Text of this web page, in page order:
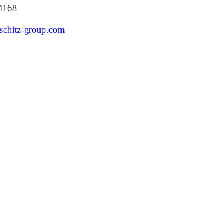
group.com